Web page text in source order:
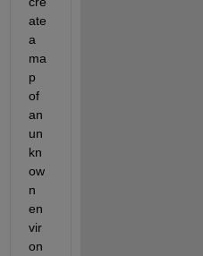
ate
a
ma
p
of
an
un
kn
ow
n
en
vir
on